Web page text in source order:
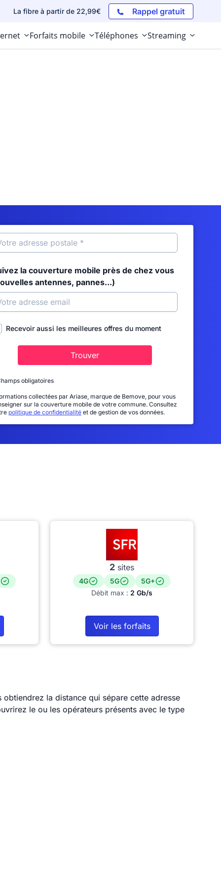
La fibre à partir de 22,99€ Rappel gratuit
Forfaits mobile Téléphones Streaming
la couverture mobile près de chez vous
antennes, pannes...)
Recevoir aussi les meilleures offres du moment
Trouver
obligatoires
collectées par Ariase, marque de Bemove, pour vous
sur la couverture mobile de votre commune. Consultez
politique de confidentialité et de gestion de vos données.
2 sites
4G 5G
5G+
Débit max : 2 Gb/s
Voir les forfaits
la distance qui sépare cette adresse
le ou les opérateurs présents avec le type